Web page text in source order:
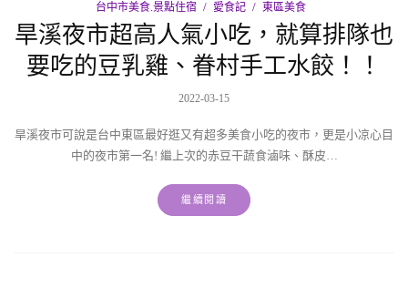
台中市美食.景點住宿 愛食記 東區美食
旱溪夜市超高人氣小吃，就算排隊也
要吃的豆乳雞、眷村手工水餃！！
2022-03-15
旱溪夜市可說是台中東區最好逛又有超多美食小吃的夜市，更是小凉心目
中的夜市第一名! 繼上次的赤豆干蔬食滷味、酥皮…
繼續閱讀